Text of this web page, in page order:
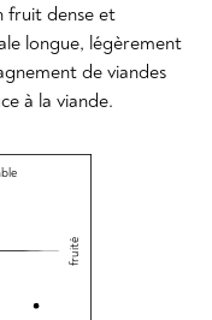
fruit dense et
longue, légèrement
de viandes
à la viande.
fruité